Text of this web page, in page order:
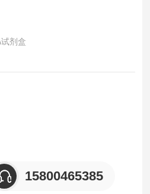
剂盒
体。
Protein (CRP)，且与其它相
15800465385